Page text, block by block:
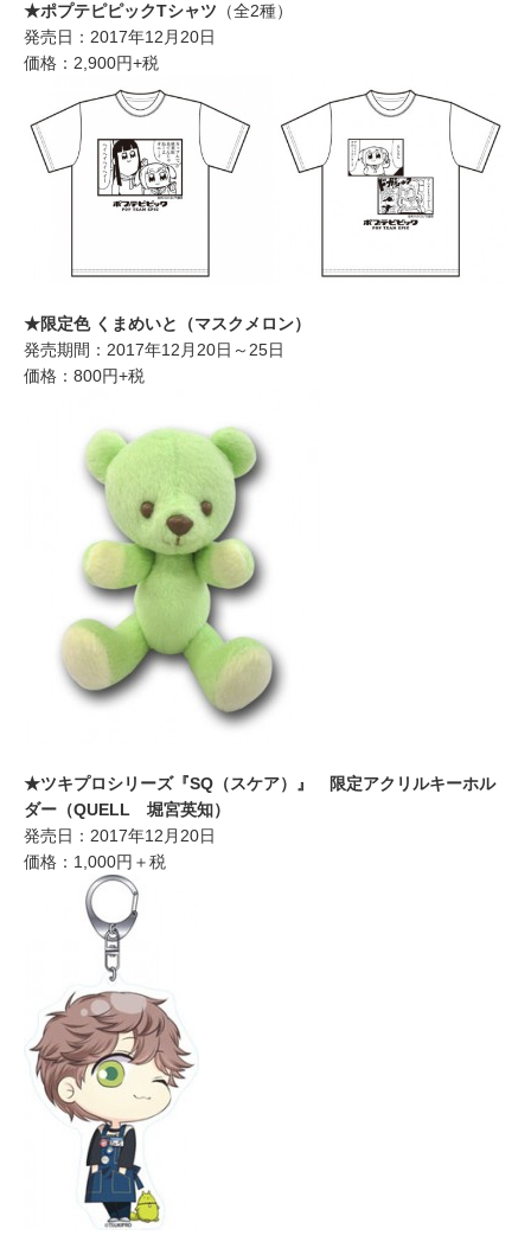
★ポプテピピックTシャツ （全2種）
発売日：2017年12月20日
価格：2,900円+税
★限定色 くまめいと（マスクメロン）
発売期間：2017年12月20日～25日
価格：800円+税
★ツキプロシリーズ『SQ（スケア）』 限定アクリルキーホル
ダー（QUELL 堀宮英知）
発売日：2017年12月20日
価格：1,000円＋税